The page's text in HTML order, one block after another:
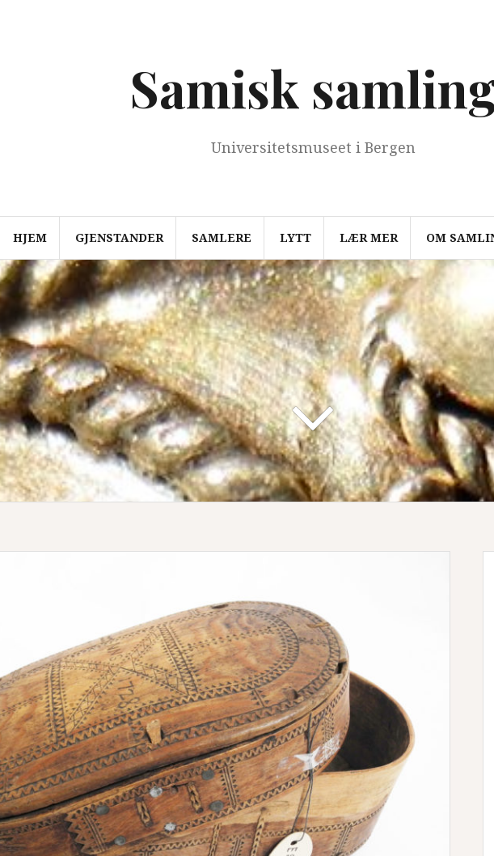
Samisk
Universitetsmuseet i Bergen
HJEM GJENSTANDER SAMLERE LYTT LÆR MER OM